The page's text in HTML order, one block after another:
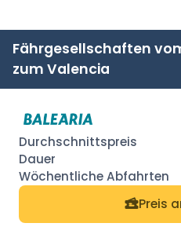
Fährgesellschaften
zum Valencia
Preis